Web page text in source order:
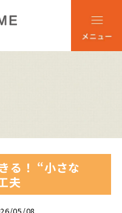
る！ “小さな
夫